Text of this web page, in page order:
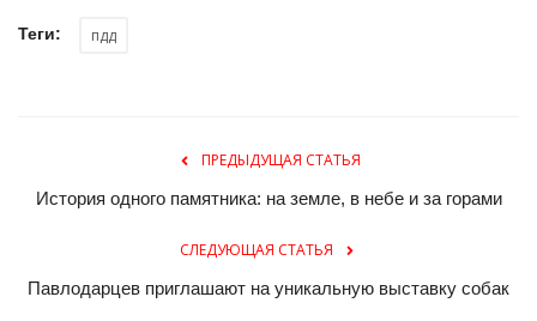
Теги: пдд
ПРЕДЫДУЩАЯ СТАТЬЯ
История одного памятника: на земле, в небе и за горами
СЛЕДУЮЩАЯ СТАТЬЯ
Павлодарцев приглашают на уникальную выставку собак